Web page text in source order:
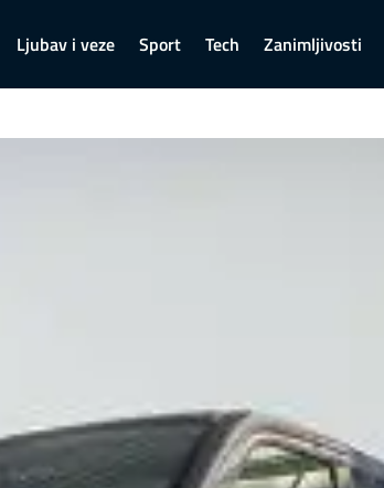
Ljubav i veze Sport Tech Zanimljivosti